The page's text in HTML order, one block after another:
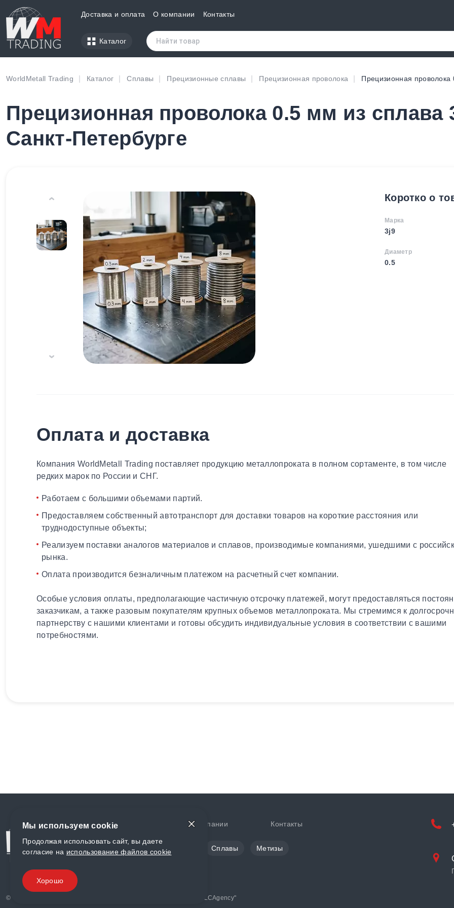
Доставка и оплата О компании Контакты
Каталог
WorldMetall Trading Каталог Сплавы Прецизионные сплавы Прецизионная проволока Прецизионная
Прецизионная проволока 0.5 мм из сплава
Санкт-Петербурге
Коротко о
Марка
3j9
Диаметр
0.5
Оплата и доставка
Компания WorldMetall Trading поставляет продукцию металлопроката в полном сортаменте, в том числе
редких марок по России и СНГ.
Работаем с большими объемами партий.
Предоставляем собственный автотранспорт для доставки товаров на короткие расстояния или
труднодоступные объекты;
Реализуем поставки аналогов материалов и сплавов, производимые компаниями, ушедшими с
рынка.
Оплата производится безналичным платежом на расчетный счет компании.
Особые условия оплаты, предполагающие частичную отсрочку платежей, могут предоставляться
заказчикам, а также разовым покупателям крупных объемов металлопроката. Мы стремимся к
партнерству с нашими клиентами и готовы обсудить индивидуальные условия в соответствии с вашими
потребностями.
Доставка и оплата О компании Контакты
Цветной металл Сплавы Метизы
© «World Metall» 2025, Разработка и комплексное продвижение " LCAgency"
Мы используем cookie
Продолжая использовать сайт, вы даете
согласие на использование файлов cookie
Хорошо